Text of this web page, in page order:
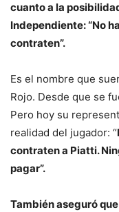
cuanto a la
Independiente: “No
contraten”.
Es el nombre que
Rojo. Desde que se
Pero hoy su
realidad del jugador: “
contraten a Piatti.
pagar”.
También aseguró